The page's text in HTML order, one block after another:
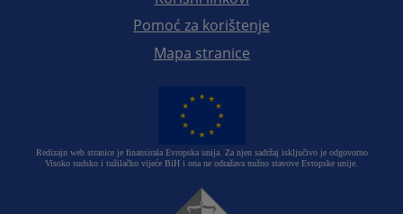
Pomoć za korištenje
Mapa stranice
Redizajn web stranice je finansirala Evropska unija. Za njen sadržaj isključivo je odgovorno
Visoko sudsko i tužilačko vijeće BiH i ona ne odražava nužno stavove Evropske unije.